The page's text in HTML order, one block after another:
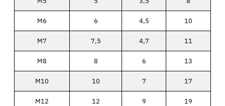
M6 6 4,5 10
M7 7,5 4,7 11
M8 8 6 13
M10 10 7 17
M12 12 9 19